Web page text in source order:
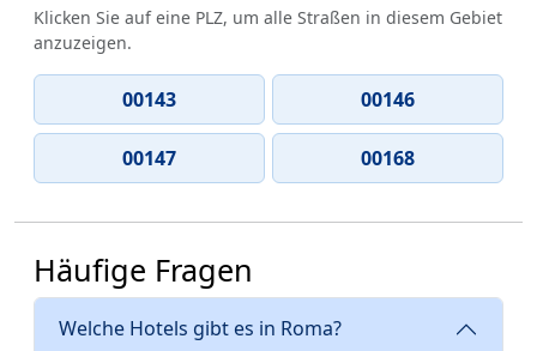
Klicken Sie auf eine PLZ, um alle Straßen in diesem Gebiet
anzuzeigen.
00143 00146
00147 00168
Häufige Fragen
Welche Hotels gibt es in Roma?